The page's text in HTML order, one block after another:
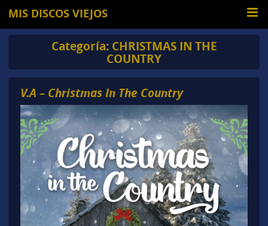
MIS DISCOS VIEJOS
Categoría: CHRISTMAS IN THE
COUNTRY
V.A – Christmas In The Country